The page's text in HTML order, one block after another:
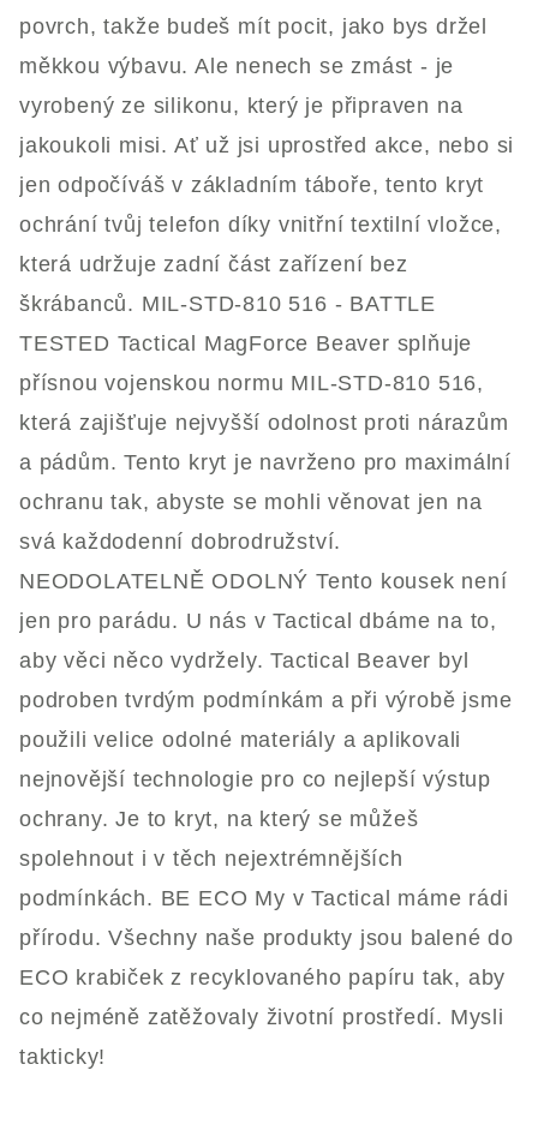
povrch, takže budeš mít pocit, jako bys držel
měkkou výbavu. Ale nenech se zmást - je
vyrobený ze silikonu, který je připraven na
jakoukoli misi. Ať už jsi uprostřed akce, nebo si
jen odpočíváš v základním táboře, tento kryt
ochrání tvůj telefon díky vnitřní textilní vložce,
která udržuje zadní část zařízení bez
škrábanců. MIL-STD-810 516 - BATTLE
TESTED Tactical MagForce Beaver splňuje
přísnou vojenskou normu MIL-STD-810 516,
která zajišťuje nejvyšší odolnost proti nárazům
a pádům. Tento kryt je navrženo pro maximální
ochranu tak, abyste se mohli věnovat jen na
svá každodenní dobrodružství.
NEODOLATELNĚ ODOLNÝ Tento kousek není
jen pro parádu. U nás v Tactical dbáme na to,
aby věci něco vydržely. Tactical Beaver byl
podroben tvrdým podmínkám a při výrobě jsme
použili velice odolné materiály a aplikovali
nejnovější technologie pro co nejlepší výstup
ochrany. Je to kryt, na který se můžeš
spolehnout i v těch nejextrémnějších
podmínkách. BE ECO My v Tactical máme rádi
přírodu. Všechny naše produkty jsou balené do
ECO krabiček z recyklovaného papíru tak, aby
co nejméně zatěžovaly životní prostředí. Mysli
takticky!